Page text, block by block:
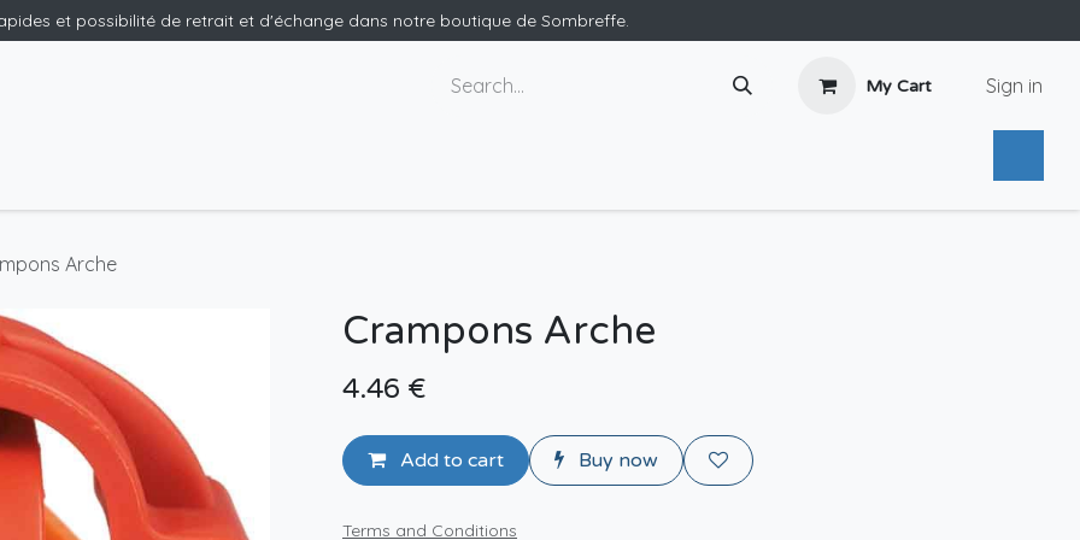
et possibilité de retrait et d'échange dans notre boutique de Sombreffe.
My Cart Sign in
Arche
Crampons Arche
4.46 €
Add to cart Buy now
Terms and Conditions